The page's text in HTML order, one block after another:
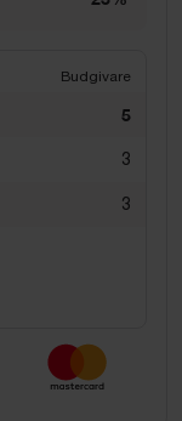
Budgivare
5
3
3